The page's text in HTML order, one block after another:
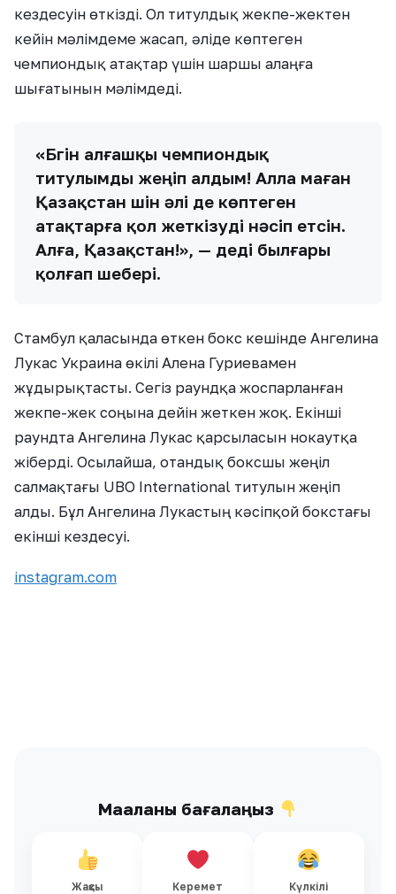
кездесуін өткізді. Ол титулдық жекпе-жектен
кейін мәлімдеме жасап, әліде көптеген
чемпиондық атақтар үшін шаршы алаңға
шығатынын мәлімдеді.
«Бүгін алғашқы чемпиондық
титулымды жеңіп алдым! Алла маған
Қазақстан үшін әлі де көптеген
атақтарға қол жеткізуді нәсіп етсін.
Алға, Қазақстан!», — деді былғары
қолғап шебері.
Стамбул қаласында өткен бокс кешінде Ангелина
Лукас Украина өкілі Алена Гуриевамен
жұдырықтасты. Сегіз раундқа жоспарланған
жекпе-жек соңына дейін жеткен жоқ. Екінші
раундта Ангелина Лукас қарсыласын нокаутқа
жіберді. Осылайша, отандық боксшы жеңіл
салмақтағы UBO International титулын жеңіп
алды. Бұл Ангелина Лукастың кәсіпқой бокстағы
екінші кездесуі.
instagram.com
Мақаланы бағалаңыз
Жақсы Керемет Күлкілі